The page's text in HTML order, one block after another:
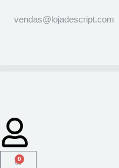
vendas@lojadescript.com
0